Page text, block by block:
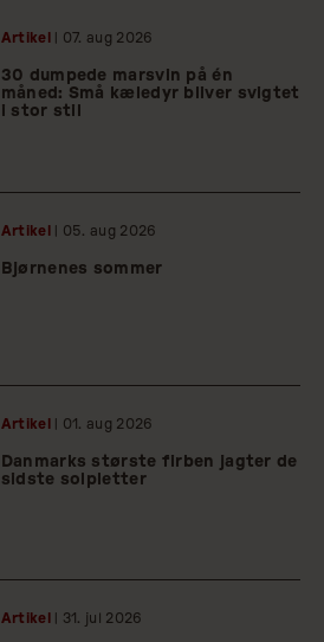
Artikel | 07. aug 2026
30 dumpede marsvin på én
måned: Små kæledyr bliver svigtet
i stor stil
Artikel | 05. aug 2026
Bjørnenes sommer
Artikel | 01. aug 2026
Danmarks største firben jagter de
sidste solpletter
Artikel | 31. jul 2026